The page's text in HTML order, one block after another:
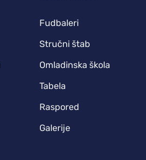
Fudbaleri
Stručni štab
Omladinska škola
Tabela
Raspored
Galerije